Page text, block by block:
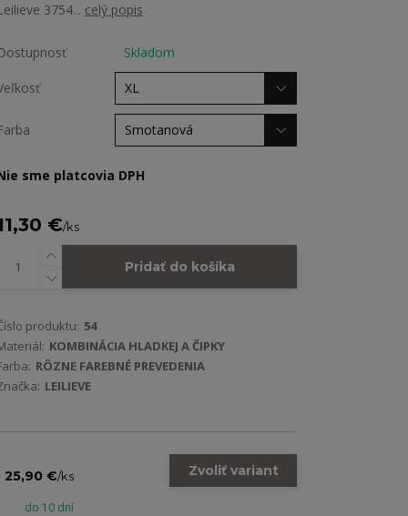
3754... celý popis
Skladom
sme platcovia DPH
€/ks
Pridať do košíka
produktu: 54
KOMBINÁCIA HLADKEJ A ČIPKY
RÔZNE FAREBNÉ PREVEDENIA
LEILIEVE
25,90 €/ks
do 10 dní
Zvoliť variant